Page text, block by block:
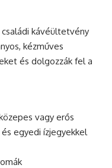
kávéültetvény
kézműves
és dolgozzák fel a
vagy erős
egyedi ízjegyekkel